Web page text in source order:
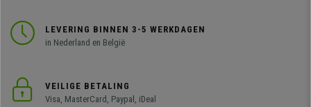
LEVERING BINNEN 3-5 WERKDAGEN
in Nederland en België
VEILIGE BETALING
Visa, MasterCard, Paypal, iDeal